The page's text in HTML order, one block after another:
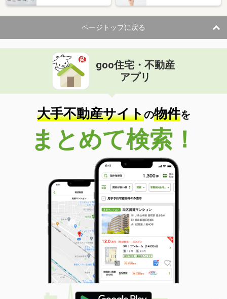
ページトップに戻る
goo住宅・不動産
アプリ
大手不動産サイトの物件を
まとめて検索！